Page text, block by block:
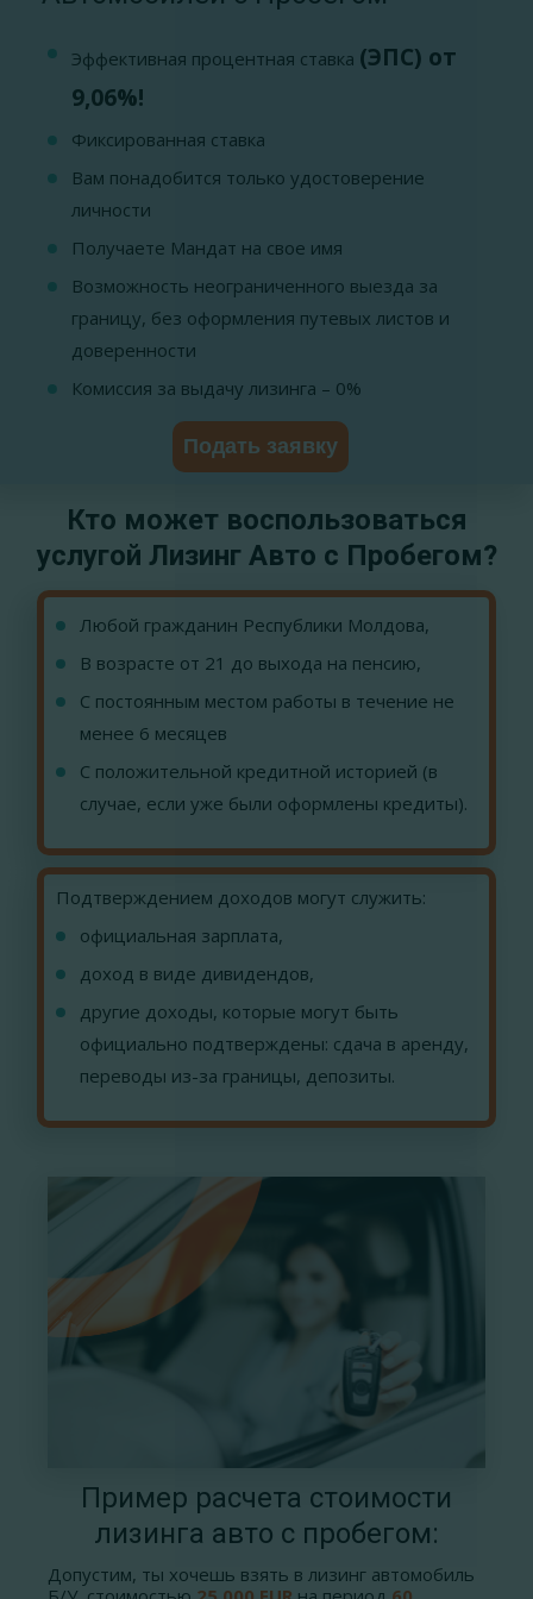
Эффективная процентная ставка (ЭПС) от
9,06%!
Фиксированная ставка
Вам понадобится только удостоверение
личности
Получаете Мандат на свое имя
Возможность неограниченного выезда за
границу, без оформления путевых листов и
доверенности
Комиссия за выдачу лизинга – 0%
Подать заявку
Кто может воспользоваться
услугой Лизинг Авто с Пробегом?
Любой гражданин Республики Молдова,
В возрасте от 21 до выхода на пенсию,
С постоянным местом работы в течение не
менее 6 месяцев
С положительной кредитной историей (в
случае, если уже были оформлены кредиты).
Подтверждением доходов могут служить:
официальная зарплата,
доход в виде дивидендов,
другие доходы, которые могут быть
официально подтверждены: сдача в аренду,
переводы из-за границы, депозиты.
Пример расчета стоимости
лизинга авто с пробегом:
Допустим, ты хочешь взять в лизинг автомобиль